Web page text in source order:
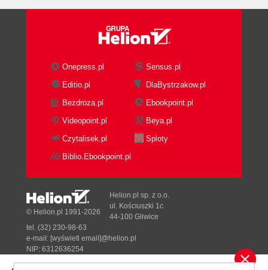
Onepress.pl
Sensus.pl
Editio.pl
DlaBystrzakow.pl
Bezdroza.pl
Ebookpoint.pl
Videopoint.pl
Beya.pl
Czytalisek.pl
Sploty
Biblio.Ebookpoint.pl
© Helion.pl 1991-2026
Helion.pl sp. z o.o.
ul. Kościuszki 1c
44-100 Gliwice
tel. (32) 230-98-63
e-mail: [wyświetl email]@helion.pl
NIP: 6312636254